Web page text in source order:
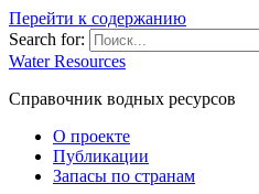
Перейти к содержанию
Search for:
Water Resources
Справочник водных ресурсов
О проекте
Публикации
Запасы по странам